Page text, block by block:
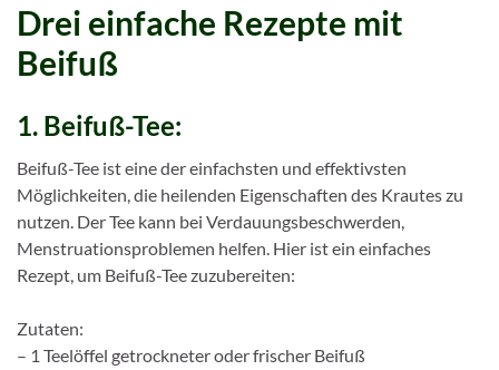
Drei einfache Rezepte mit
Beifuß
1. Beifuß-Tee:
Beifuß-Tee ist eine der einfachsten und effektivsten
Möglichkeiten, die heilenden Eigenschaften des Krautes zu
nutzen. Der Tee kann bei Verdauungsbeschwerden,
Menstruationsproblemen helfen. Hier ist ein einfaches
Rezept, um Beifuß-Tee zuzubereiten:
Zutaten:
– 1 Teelöffel getrockneter oder frischer Beifuß